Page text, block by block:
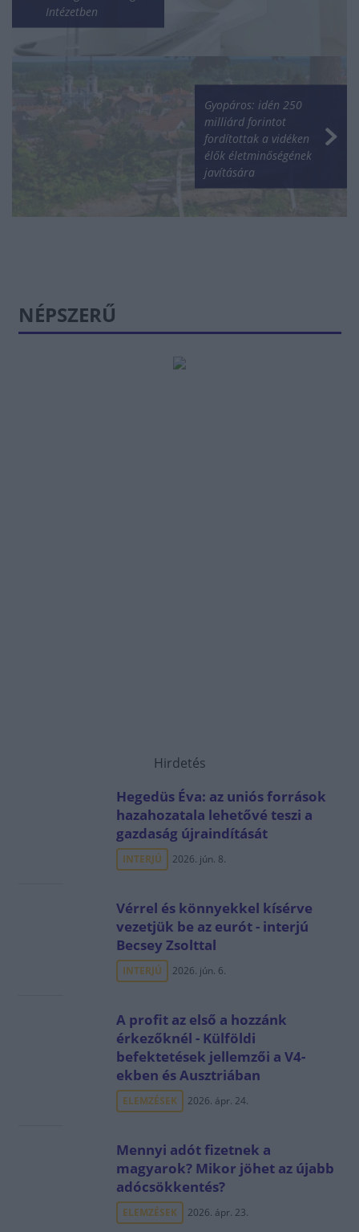
Intézetben
Gyopáros: idén 250
milliárd forintot
fordítottak a vidéken
élők életminőségének
javítására
NÉPSZERŰ
Hirdetés
Hegedüs Éva: az uniós források
hazahozatala lehetővé teszi a
gazdaság újraindítását
INTERJÚ 2026. jún. 8.
Vérrel és könnyekkel kísérve
vezetjük be az eurót - interjú
Becsey Zsolttal
INTERJÚ 2026. jún. 6.
A profit az első a hozzánk
érkezőknél - Külföldi
befektetések jellemzői a V4-
ekben és Ausztriában
ELEMZÉSEK 2026. ápr. 24.
Mennyi adót fizetnek a
magyarok? Mikor jöhet az újabb
adócsökkentés?
ELEMZÉSEK 2026. ápr. 23.